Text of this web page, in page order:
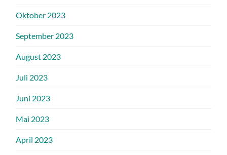
Oktober 2023
September 2023
August 2023
Juli 2023
Juni 2023
Mai 2023
April 2023